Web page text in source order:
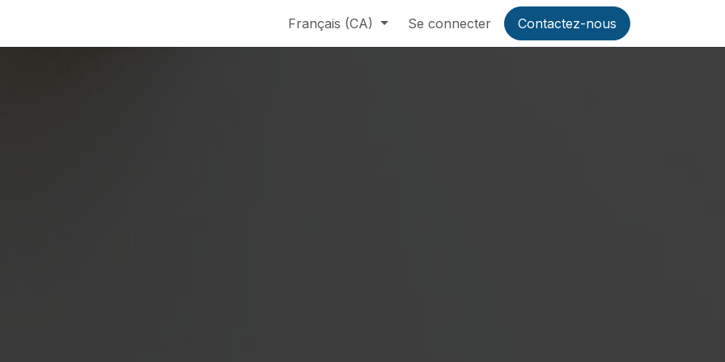
Français (CA) Se connecter Contactez-nous